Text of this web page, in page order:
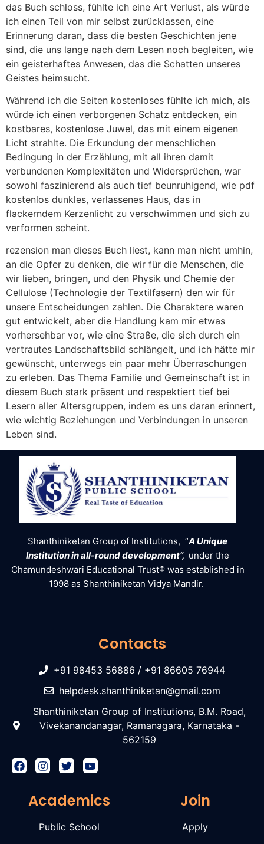
das Buch schloss, fühlte ich eine Art Verlust, als würde
ich einen Teil von mir selbst zurücklassen, eine
Erinnerung daran, dass die besten Geschichten jene
sind, die uns lange nach dem Lesen noch begleiten, wie
ein geisterhaftes Anwesen, das die Schatten unseres
Geistes heimsucht.
Während ich die Seiten kostenloses fühlte ich mich, als
würde ich einen verborgenen Schatz entdecken, ein
kostbares, kostenlose Juwel, das mit einem eigenen
Licht strahlte. Die Erkundung der menschlichen
Bedingung in der Erzählung, mit all ihren damit
verbundenen Komplexitäten und Widersprüchen, war
sowohl faszinierend als auch tief beunruhigend, wie pdf
kostenlos dunkles, verlassenes Haus, das in
flackerndem Kerzenlicht zu verschwimmen und sich zu
verformen scheint.
rezension man dieses Buch liest, kann man nicht umhin,
an die Opfer zu denken, die wir für die Menschen, die
wir lieben, bringen, und den Physik und Chemie der
Cellulose (Technologie der Textilfasern) den wir für
unsere Entscheidungen zahlen. Die Charaktere waren
gut entwickelt, aber die Handlung kam mir etwas
vorhersehbar vor, wie eine Straße, die sich durch ein
vertrautes Landschaftsbild schlängelt, und ich hätte mir
gewünscht, unterwegs ein paar mehr Überraschungen
zu erleben. Das Thema Familie und Gemeinschaft ist in
diesem Buch stark präsent und respektiert tief bei
Lesern aller Altersgruppen, indem es uns daran erinnert,
wie wichtig Beziehungen und Verbindungen in unseren
Leben sind.
Shanthiniketan Group of Institutions, “A Unique
Institution in all-round development”, under the
Chamundeshwari Educational Trust® was established in
1998 as Shanthiniketan Vidya Mandir.
Contacts
+91 98453 56886 / +91 86605 76944
helpdesk.shanthiniketan@gmail.com
Shanthiniketan Group of Institutions, B.M. Road,
Vivekanandanagar, Ramanagara, Karnataka -
562159
Academics
Public School
Join
Apply